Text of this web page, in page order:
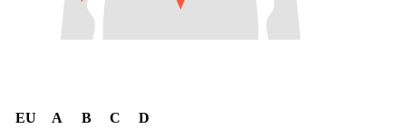
EU A B C
D